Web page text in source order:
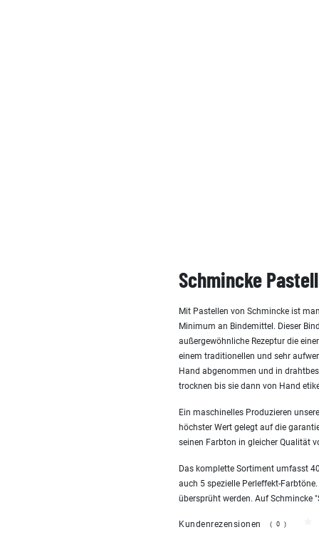
Schmincke Pastell
Mit Pastellen von Schmincke ist
Minimum an Bindemittel. Dieser
außergewöhnliche Rezeptur die
einem traditionellen und sehr
Hand abgenommen und in
trocknen bis sie dann von Hand
Ein maschinelles Produzieren
höchster Wert gelegt auf die
seinen Farbton in gleicher Qualität
Das komplette Sortiment umfasst
auch 5 spezielle Perleffekt-
übersprüht werden. Auf Schmincke
Kundenrezensionen (0)